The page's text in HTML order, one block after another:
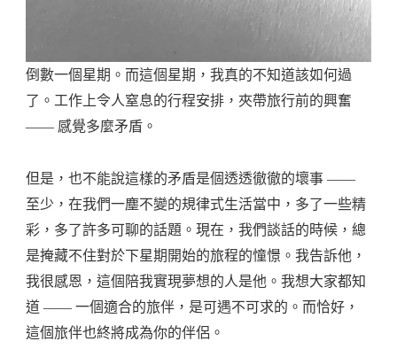
倒數一個星期。而這個星期，我真的不知道該如何過
了。工作上令人窒息的行程安排，夾帶旅行前的興奮
—— 感覺多麼矛盾。
但是，也不能說這樣的矛盾是個透透徹徹的壞事 ——
至少，在我們一塵不變的規律式生活當中，多了一些精
彩，多了許多可聊的話題。現在，我們談話的時候，總
是掩藏不住對於下星期開始的旅程的憧憬。我告訴他，
我很感恩，這個陪我實現夢想的人是他。我想大家都知
道 —— 一個適合的旅伴，是可遇不可求的。而恰好，
這個旅伴也終將成為你的伴侶。